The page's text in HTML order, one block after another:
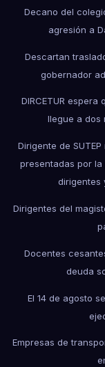
Decano del
agresión a
Descartan
gobernador
DIRCETUR
llegue a dos
Dirigente de
presentadas por
dirigentes
Dirigentes del
Docentes
deuda
El 14 de agosto
Empresas de